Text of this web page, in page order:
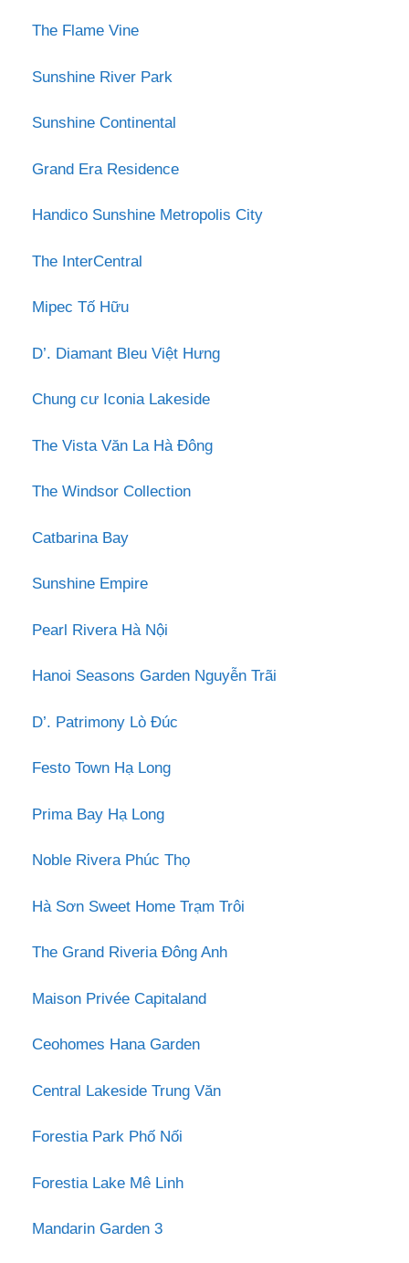
The Flame Vine
Sunshine River Park
Sunshine Continental
Grand Era Residence
Handico Sunshine Metropolis City
The InterCentral
Mipec Tố Hữu
D’. Diamant Bleu Việt Hưng
Chung cư Iconia Lakeside
The Vista Văn La Hà Đông
The Windsor Collection
Catbarina Bay
Sunshine Empire
Pearl Rivera Hà Nội
Hanoi Seasons Garden Nguyễn Trãi
D’. Patrimony Lò Đúc
Festo Town Hạ Long
Prima Bay Hạ Long
Noble Rivera Phúc Thọ
Hà Sơn Sweet Home Trạm Trôi
The Grand Riveria Đông Anh
Maison Privée Capitaland
Ceohomes Hana Garden
Central Lakeside Trung Văn
Forestia Park Phố Nối
Forestia Lake Mê Linh
Mandarin Garden 3